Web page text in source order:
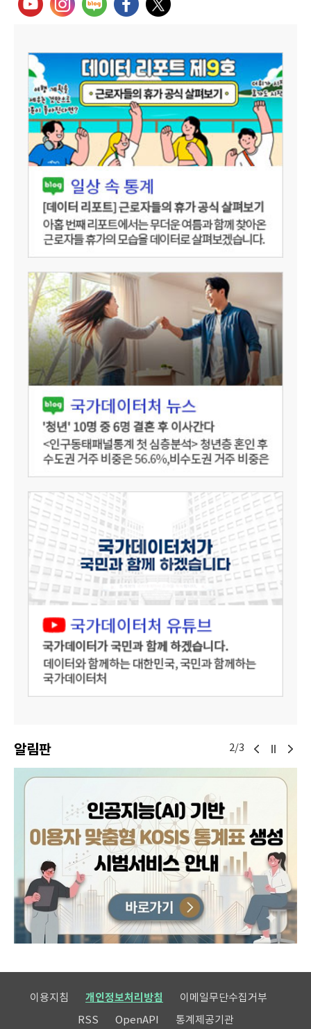
알림판 2/3
이용지침 개인정보처리방침
이메일무단수집거부
RSS
OpenAPI 통계제공기관